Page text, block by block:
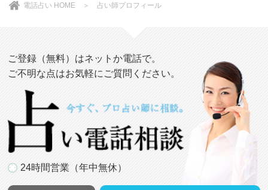
電話占い HOME ＞ 占い師プロフィール
ご登録（無料）はネットか電話で。
ご不明な点はお気軽にご質問ください。
24時間営業（年中無休）